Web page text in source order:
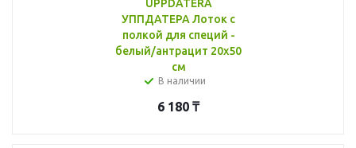
UPPDATERA
УППДАТЕРА Лоток с
полкой для специй -
белый/антрацит 20x50
см
В наличии
6 180 ₸